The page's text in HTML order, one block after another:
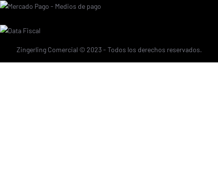
Zingerling Comercial © 2023 - Todos los derechos reservados.